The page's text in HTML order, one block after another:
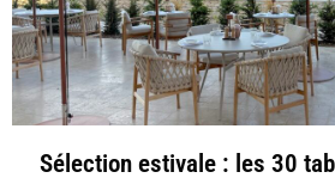
Sélection estivale : les 30